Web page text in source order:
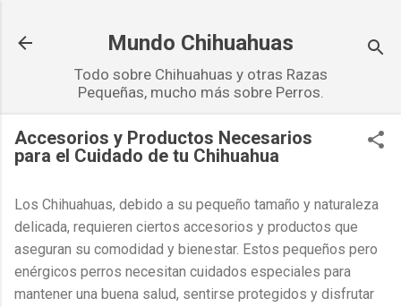
Mundo Chihuahuas
Todo sobre Chihuahuas y otras Razas
Pequeñas, mucho más sobre Perros.
Accesorios y Productos Necesarios
para el Cuidado de tu Chihuahua
Los Chihuahuas, debido a su pequeño tamaño y naturaleza
delicada, requieren ciertos accesorios y productos que
aseguran su comodidad y bienestar. Estos pequeños pero
enérgicos perros necesitan cuidados especiales para
mantener una buena salud, sentirse protegidos y disfrutar